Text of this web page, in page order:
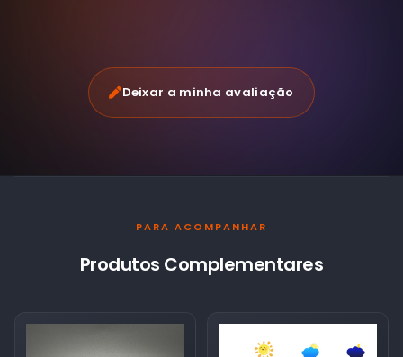
Deixar a minha avaliação
PARA ACOMPANHAR
Produtos Complementares